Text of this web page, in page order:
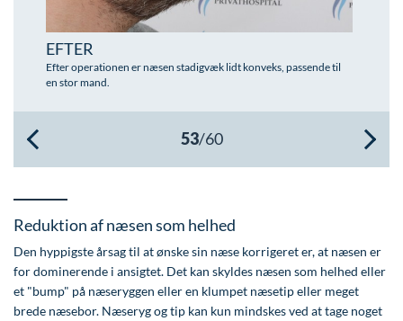
Øre-næse-hals
EFTER
Efter operationen er næsen stadigvæk lidt konveks, passende til
en stor mand.
Reduktion af næsen som helhed
Den hyppigste årsag til at ønske sin næse korrigeret er, at næsen er
for dominerende i ansigtet. Det kan skyldes næsen som helhed eller
et "bump" på næseryggen eller en klumpet næsetip eller meget
brede næsebor. Næseryg og tip kan kun mindskes ved at tage noget